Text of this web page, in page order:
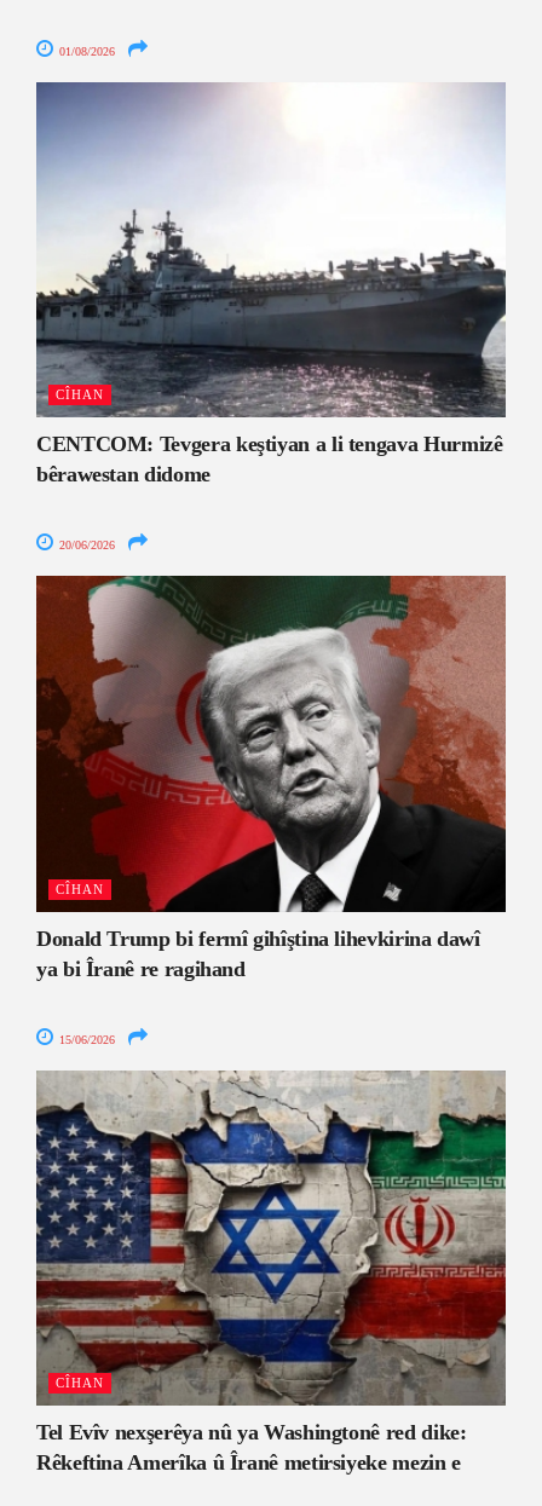
01/08/2026
CÎHAN
CENTCOM: Tevgera keştiyan a li tengava Hurmizê
bêrawestan didome
20/06/2026
CÎHAN
Donald Trump bi fermî gihîştina lihevkirina dawî
ya bi Îranê re ragihand
15/06/2026
CÎHAN
Tel Evîv nexşerêya nû ya Washingtonê red dike:
Rêkeftina Amerîka û Îranê metirsiyeke mezin e